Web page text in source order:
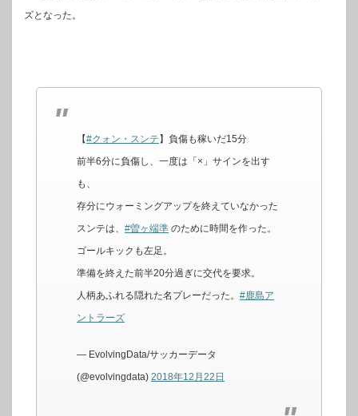
ズとなった。
【#クォン・スンテ 】負傷も稼いだ15分
前半6分に負傷し、一度は「×」サインを出す
も、
存分にウォーミングアップを終えていなかった
スンテは、 #曽ヶ端準 のために時間を作った。
ゴールキックも左足。
準備を終えた前半20分過ぎに交代を要求。
人柄あふれる隠れた名プレーだった。 #鹿島ア
ントラーズ
— EvolvingData/サッカーデータ
(@evolvingdata) 2018年12月22日